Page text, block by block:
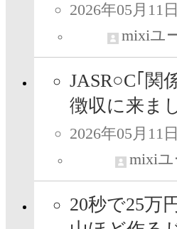
2026年05月11
mixiユ
JASR○C｢関
徴収に来ま
2026年05月11
mixi
20秒で25万